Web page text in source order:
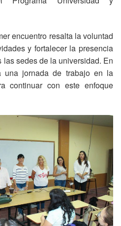
encuentro resalta la voluntad
y fortalecer la presencia
las sedes de la universidad. En
una jornada de trabajo en la
continuar con este enfoque